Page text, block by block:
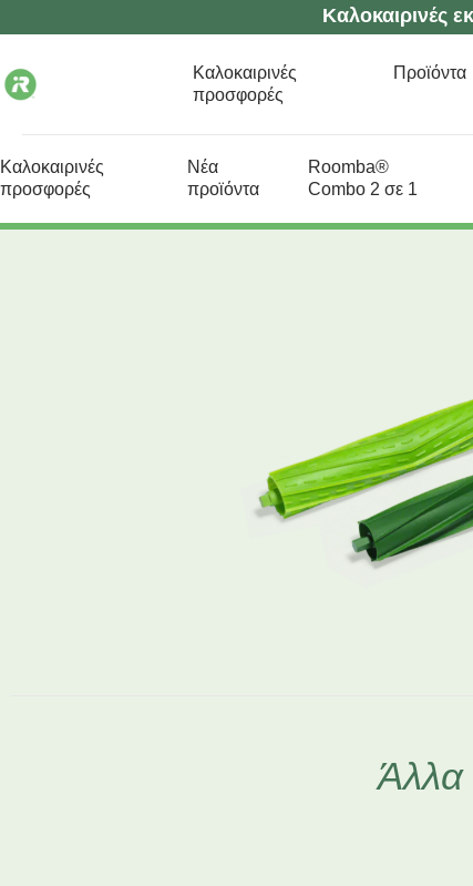
Καλοκαιρινές
Καλοκαιρινές
προσφορές
Προϊόντα
Καλοκαιρινές
προσφορές
Νέα
προϊόντα
Roomba®
Combo 2 σε 1
Άλλα